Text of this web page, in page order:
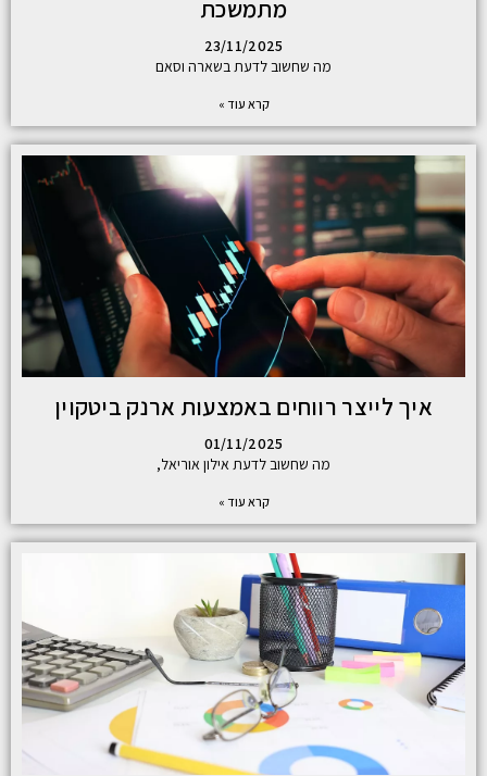
מתמשכת
23/11/2025
מה שחשוב לדעת בשארה וסאם
קרא עוד »
איך לייצר רווחים באמצעות ארנק ביטקוין
01/11/2025
מה שחשוב לדעת אילון אוריאל,
קרא עוד »